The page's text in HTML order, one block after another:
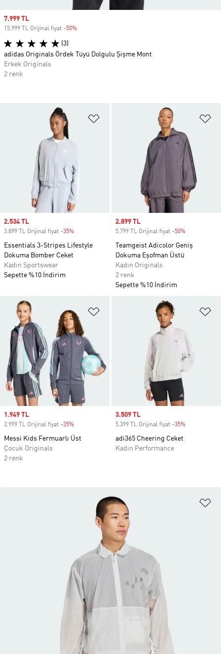
Favori Listesine Ekle
Sale price
2.534 TL
3.899 TL Orijinal fiyat -35%
Essentials 3-Stripes Lifestyle
Dokuma Bomber Ceket
Kadın Sportswear
Sepette %10 İndirim
Sale price
2.899 TL
5.799 TL Orijinal fiyat -50%
Teamgeist Adicolor Geniş
Dokuma Eşofman Üstü
Kadın Originals
2 renk
Sepette %10 İndirim
Favori Listesine Ekle
Sale price
1.949 TL
2.999 TL Orijinal fiyat -35%
Messi Kids Fermuarlı Üst
Çocuk Originals
2 renk
Sale price
3.509 TL
5.399 TL Orijinal fiyat -35%
adi365 Cheering Ceket
Kadın Performance
Sale price
7.999 TL
15.999 TL Orijinal fiyat -50%
(3)
adidas Originals Ördek Tüyü Dolgulu Şişme Mont
Erkek Originals
2 renk